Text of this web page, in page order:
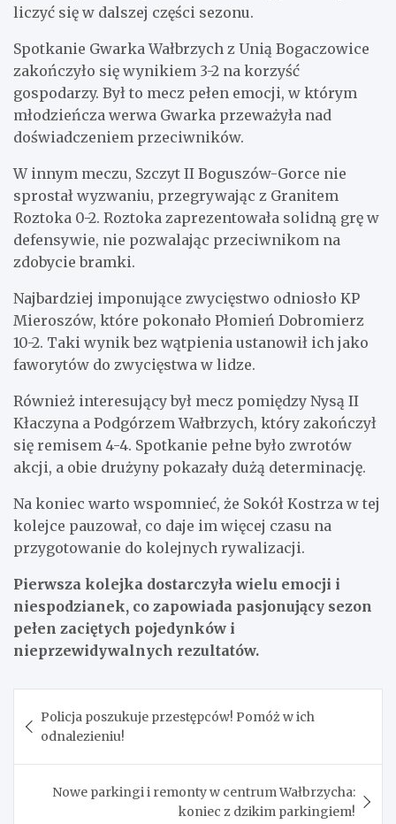
liczyć się w dalszej części sezonu.
Spotkanie Gwarka Wałbrzych z Unią Bogaczowice
zakończyło się wynikiem 3-2 na korzyść
gospodarzy. Był to mecz pełen emocji, w którym
młodzieńcza werwa Gwarka przeważyła nad
doświadczeniem przeciwników.
W innym meczu, Szczyt II Boguszów-Gorce nie
sprostał wyzwaniu, przegrywając z Granitem
Roztoka 0-2. Roztoka zaprezentowała solidną grę w
defensywie, nie pozwalając przeciwnikom na
zdobycie bramki.
Najbardziej imponujące zwycięstwo odniosło KP
Mieroszów, które pokonało Płomień Dobromierz
10-2. Taki wynik bez wątpienia ustanowił ich jako
faworytów do zwycięstwa w lidze.
Również interesujący był mecz pomiędzy Nysą II
Kłaczyna a Podgórzem Wałbrzych, który zakończył
się remisem 4-4. Spotkanie pełne było zwrotów
akcji, a obie drużyny pokazały dużą determinację.
Na koniec warto wspomnieć, że Sokół Kostrza w tej
kolejce pauzował, co daje im więcej czasu na
przygotowanie do kolejnych rywalizacji.
Pierwsza kolejka dostarczyła wielu emocji i
niespodzianek, co zapowiada pasjonujący sezon
pełen zaciętych pojedynków i
nieprzewidywalnych rezultatów.
wpisu
Policja poszukuje przestępców! Pomóż w ich
odnalezieniu!
Nowe parkingi i remonty w centrum Wałbrzycha:
koniec z dzikim parkingiem!